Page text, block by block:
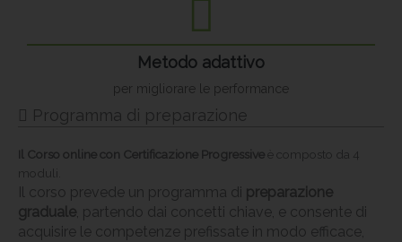
Metodo adattivo
per migliorare le performance
Programma di preparazione
Il Corso online con Certificazione Progressiveè composto da 4
moduli.
Il corso prevede un programma di preparazione
graduale, partendo dai concetti chiave, e consente di
acquisire le competenze prefissate in modo efficace,